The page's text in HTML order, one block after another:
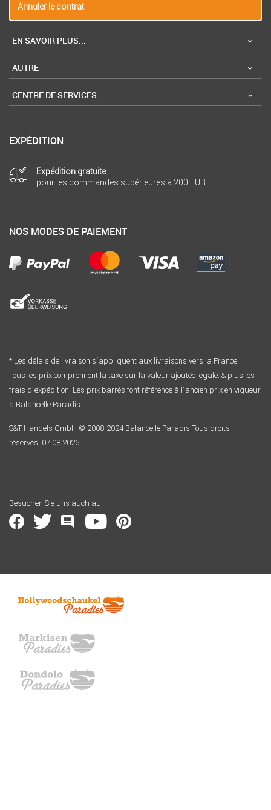
Annuler le contrat
EN SAVOIR PLUS...
AUTRE
CENTRE DE SERVICES
EXPÉDITION
Expédition gratuite
pour les commandes supérieures à 200 EUR
NOS MODES DE PAIEMENT
* Les délais de livraison s´appliquent aux livraisons vers la France
Tous les prix comprennent la taxe sur la valeur ajoutée légale. & plus les
frais d´expédition. Les prix barrés font référence à l´ancien prix en vigueur
à Balancelle Paradis
S&T Handels GmbH © 2008-2024 Balancelle Paradis Tous droits
réservés. 07.08.2026
Besuchen Sie uns auch auf